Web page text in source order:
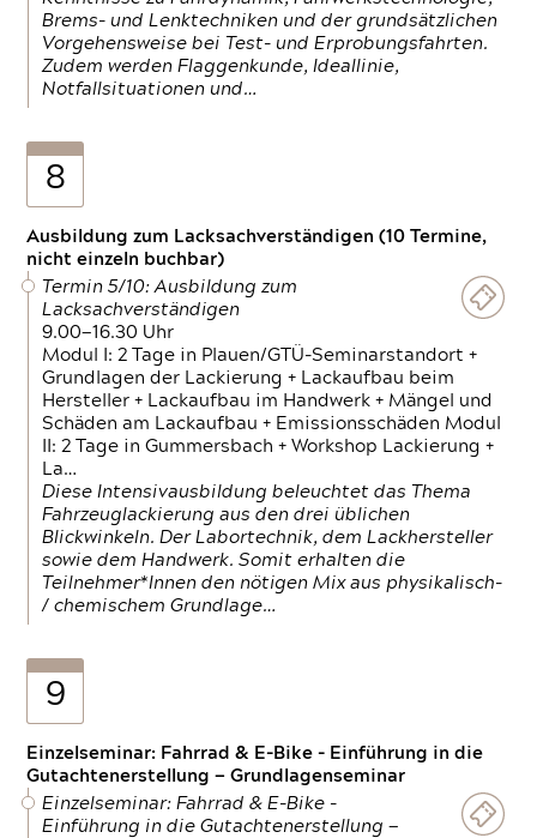
Brems- und Lenktechniken und der grundsätzlichen
Vorgehensweise bei Test- und Erprobungsfahrten.
Zudem werden Flaggenkunde, Ideallinie,
Notfallsituationen und…
8
Ausbildung zum Lacksachverständigen (10 Termine,
nicht einzeln buchbar)
Termin 5/10: Ausbildung zum
Lacksachverständigen
9.00—16.30 Uhr
Modul I: 2 Tage in Plauen/GTÜ-Seminarstandort +
Grundlagen der Lackierung + Lackaufbau beim
Hersteller + Lackaufbau im Handwerk + Mängel und
Schäden am Lackaufbau + Emissionsschäden Modul
II: 2 Tage in Gummersbach + Workshop Lackierung +
La…
Diese Intensivausbildung beleuchtet das Thema
Fahrzeuglackierung aus den drei üblichen
Blickwinkeln. Der Labortechnik, dem Lackhersteller
sowie dem Handwerk. Somit erhalten die
Teilnehmer*Innen den nötigen Mix aus physikalisch-
/ chemischem Grundlage…
9
Einzelseminar: Fahrrad & E-Bike - Einführung in die
Gutachtenerstellung — Grundlagenseminar
Einzelseminar: Fahrrad & E-Bike -
Einführung in die Gutachtenerstellung —